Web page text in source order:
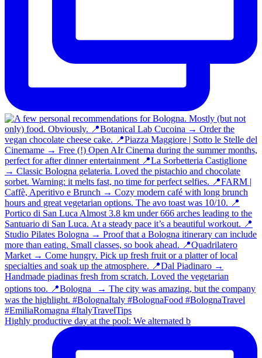
Highly productive day at the pool: We alternated b